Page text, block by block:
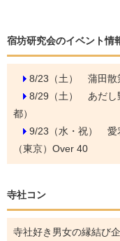
宿坊研究会のイベント情
8/23（土） 蒲田散
8/29（土） あだ
都）
9/23（水・祝） 愛
（東京）Over 40
寺社コン
寺社好き男女の縁結び